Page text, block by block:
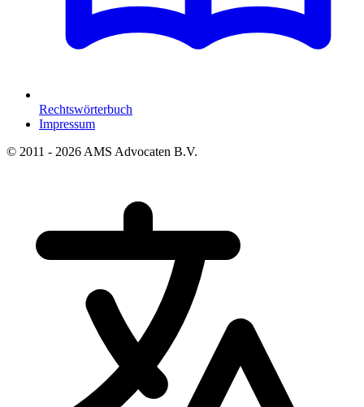
Rechtswörterbuch
Impressum
© 2011 - 2026 AMS Advocaten B.V.